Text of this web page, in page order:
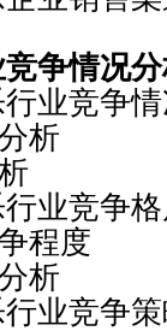
争情况
业竞争情
析
业竞争格
度
析
业竞争策